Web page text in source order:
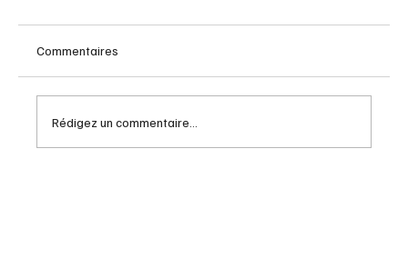
Commentaires
Rédigez un commentaire...